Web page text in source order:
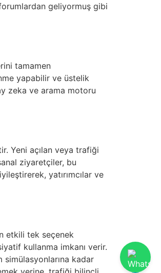
geliyormuş gibi
tamamen
yapabilir ve üstelik
zeka ve arama motoru
Yeni açılan veya trafiği
ziyaretçiler, bu
yatırımcılar ve
etkili tek seçenek
kullanma imkanı verir.
simülasyonlarına kadar